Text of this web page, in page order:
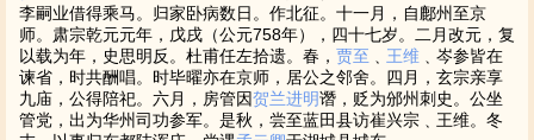
李嗣业借得乘马。归家卧病数日。作北征。十一月，自鄜州至京
师。肃宗乾元元年，戊戌（公元758年），四十七岁。二月改元，复
以载为年，史思明反。杜甫任左拾遗。春， 贾至 王维 ﹑岑参皆在
谏省，时共酬唱。时毕曜亦在京师，居公之邻舍。四月，玄宗亲享
九庙，公得陪祀。六月，房管因贺兰进明谮，贬为邠州刺史。公坐
管党，出为华州司功参军。是秋，尝至蓝田县访崔兴宗﹑王维。冬